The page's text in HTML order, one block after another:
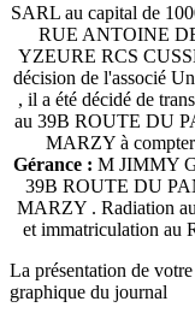
SARL au capital de
RUE ANTOINE
YZEURE RCS
décision de l'associé
, il a été décidé de
au 39B ROUTE DU
MARZY à
Gérance : M JIMMY
39B ROUTE DU
MARZY . Radiation
et immatriculation au
La présentation de
graphique du journal